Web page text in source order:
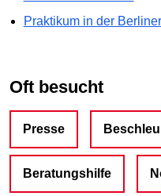
Praktikum in der
Oft besucht
Presse
Beratungshilfe